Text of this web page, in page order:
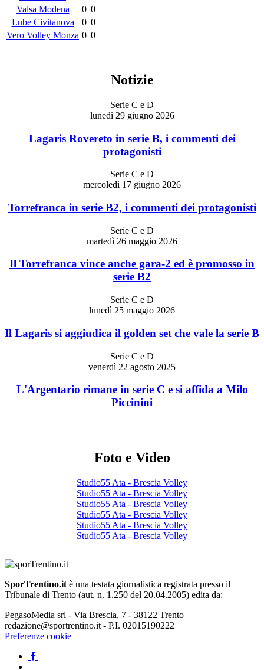
Valsa Modena
0 0
Lube Civitanova
0 0
Vero Volley Monza 0 0
Notizie
Serie C e D
lunedì 29 giugno 2026
Lagaris Rovereto in serie B, i commenti dei
protagonisti
Serie C e D
mercoledì 17 giugno 2026
Torrefranca in serie B2, i commenti dei protagonisti
Serie C e D
martedì 26 maggio 2026
Il Torrefranca vince anche gara-2 ed è promosso in
serie B2
Serie C e D
lunedì 25 maggio 2026
Il Lagaris si aggiudica il golden set che vale la serie B
Serie C e D
venerdì 22 agosto 2025
L'Argentario rimane in serie C e si affida a Milo
Piccinini
Foto e Video
Studio55 Ata - Brescia Volley
Studio55 Ata - Brescia Volley
Studio55 Ata - Brescia Volley
Studio55 Ata - Brescia Volley
Studio55 Ata - Brescia Volley
Studio55 Ata - Brescia Volley
SporTrentino.it è una testata giornalistica registrata presso il
Tribunale di Trento (aut. n. 1.250 del 20.04.2005) edita da:
PegasoMedia srl - Via Brescia, 7 - 38122 Trento
redazione@sportrentino.it - P.I. 02015190222
Preferenze cookie